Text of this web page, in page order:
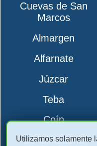
Cuevas de San
Marcos
Almargen
Alfarnate
Júzcar
Teba
Coín
Benalmádena
Utilizamos solamente